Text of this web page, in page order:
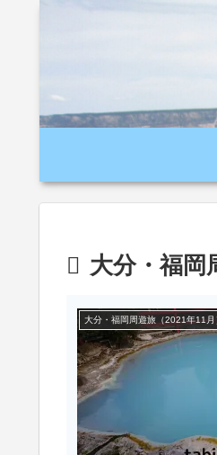
大分・福岡
大分・福岡周遊旅（2021年11月